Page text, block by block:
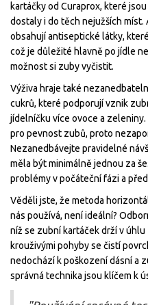
kartáčky od Curaprox, které
dostaly i do těch nejužších míst.
obsahují antiseptické látky,
což je důležité hlavně po jídle
možnost si zuby vyčistit.
Výživa hraje také
cukrů, které podporují vznik
jídelníčku více ovoce a
pro pevnost zubů, proto
Nezanedbávejte pravidelné
měla být minimálně jednou za
problémy v počáteční fázi a
Věděli jste, že metoda
nás používá, není ideální?
níž se zubní kartáček drží v
krouživými pohyby se čistí
nedochází k poškození dásní a
správná technika jsou klíčem k